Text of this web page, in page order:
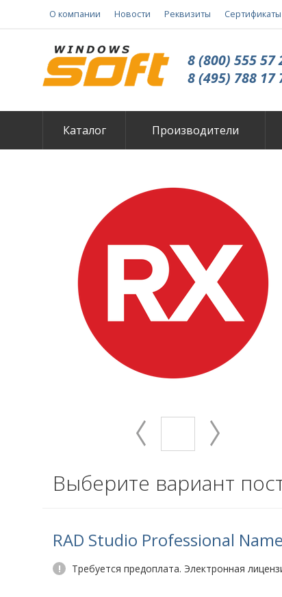
О компании Новости Реквизиты Сертификаты
8 (800) 555 57
8 (495) 788 17
Каталог Производители
Выберите вариант
RAD Studio Professional
! Требуется предоплата. Электронная